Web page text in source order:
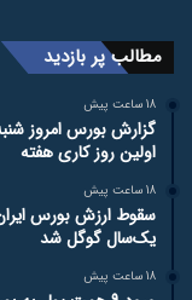
مطالب پر بازدید
18 ساعت پیش
اولین روز کاری هفته
18 ساعت پیش
یک‌سال گوگل شد
18 ساعت پیش